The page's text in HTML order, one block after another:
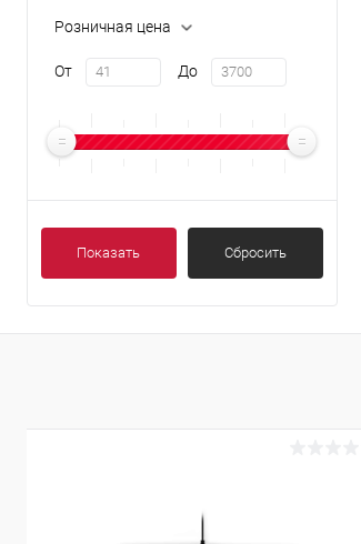
Розничная цена
От До
Показать Сбросить